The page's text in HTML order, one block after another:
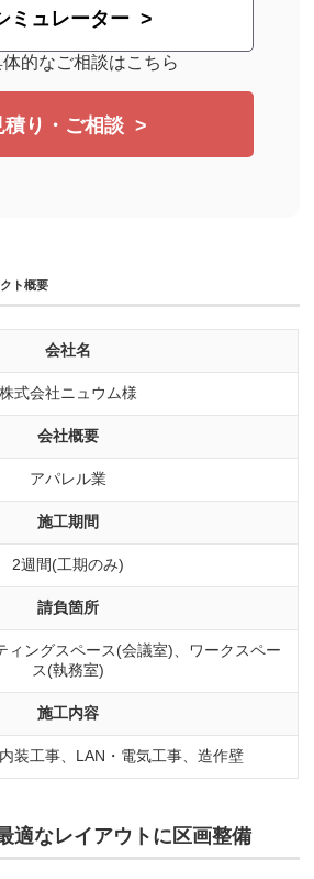
ミュレーター
的なご相談はこちら
積り・ご相談
ト概要
会社名
株式会社ニュウム様
会社概要
アパレル業
施工期間
2週間(工期のみ)
請負箇所
ィングスペース(会議室)、ワークスペー
ス(執務室)
施工内容
装工事、LAN・電気工事、造作壁
適なレイアウトに区画整備